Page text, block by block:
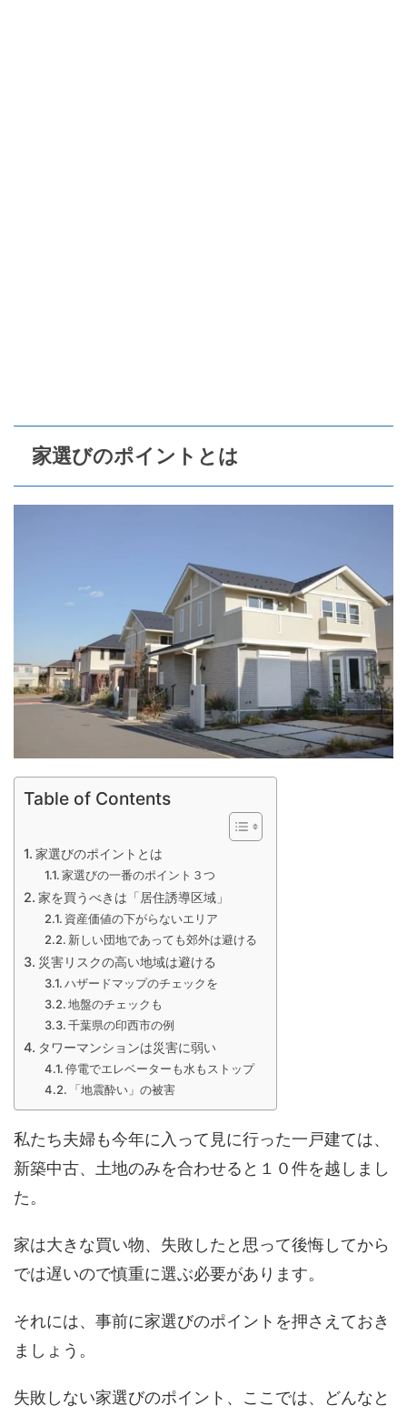
家選びのポイントとは
Table of Contents
家選びのポイントとは
家選びの一番のポイント３つ
家を買うべきは「居住誘導区域」
資産価値の下がらないエリア
新しい団地であっても郊外は避ける
災害リスクの高い地域は避ける
ハザードマップのチェックを
地盤のチェックも
千葉県の印西市の例
タワーマンションは災害に弱い
停電でエレベーターも水もストップ
「地震酔い」の被害
私たち夫婦も今年に入って見に行った一戸建ては、
新築中古、土地のみを合わせると１０件を越しまし
た。
家は大きな買い物、失敗したと思って後悔してから
では遅いので慎重に選ぶ必要があります。
それには、事前に家選びのポイントを押さえておき
ましょう。
失敗しない家選びのポイント、ここでは、どんなと